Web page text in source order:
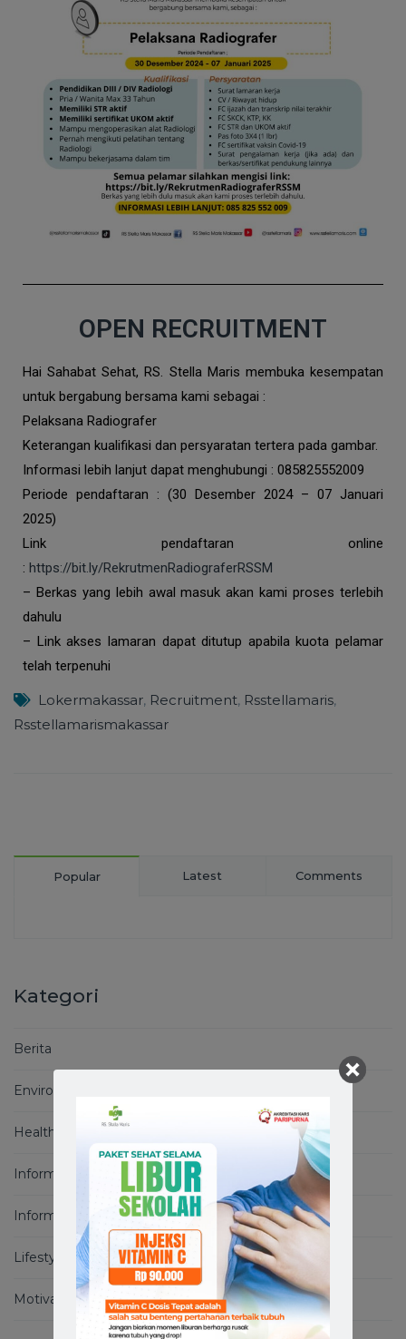
OPEN RECRUITMENT
Hai Sahabat Sehat, RS. Stella Maris membuka kesempatan
untuk bergabung bersama kami sebagai :
Pelaksana Radiografer
Keterangan kualifikasi dan persyaratan tertera pada gambar.
Informasi lebih lanjut dapat menghubungi : 085825552009
Periode pendaftaran : (30 Desember 2024 – 07 Januari
2025)
Link pendaftaran online
: https://bit.ly/RekrutmenRadiograferRSSM
– Berkas yang lebih awal masuk akan kami proses terlebih
dahulu
– Link akses lamaran dapat ditutup apabila kuota pelamar
telah terpenuhi
Lokermakassar, Recruitment, Rsstellamaris,
Rsstellamarismakassar
Popular Latest Comments
Kategori
Berita
Environment
Health Basics
Informasi
Informasi Covid-19
Lifestyle
Motivation